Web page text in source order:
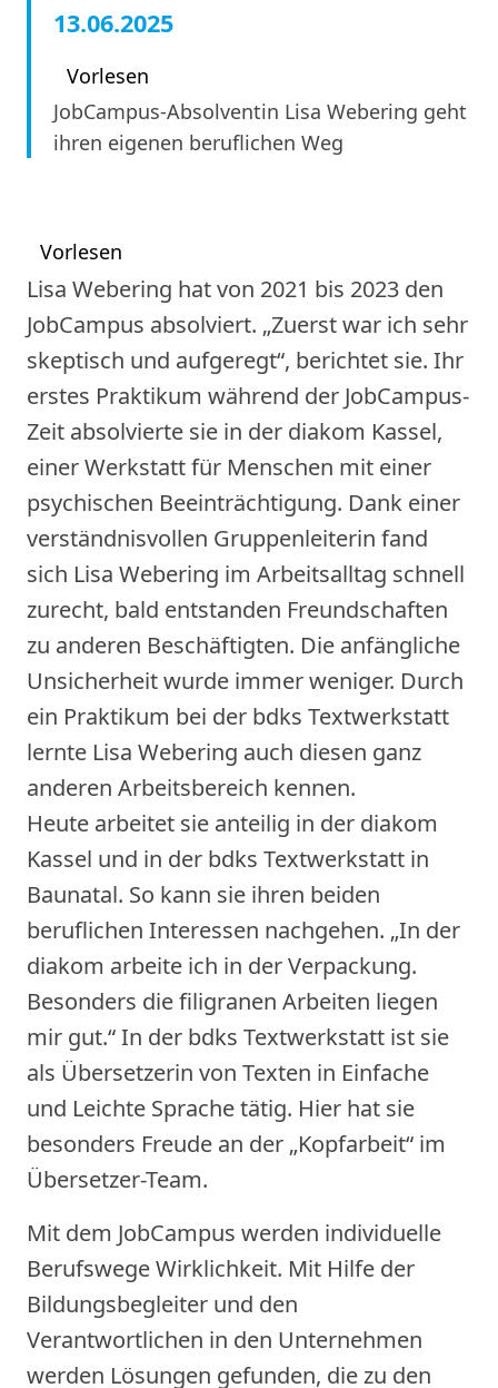
13.06.2025
Vorlesen
JobCampus-Absolventin Lisa Webering geht
ihren eigenen beruflichen Weg
Vorlesen
Lisa Webering hat von 2021 bis 2023 den
JobCampus absolviert. „Zuerst war ich sehr
skeptisch und aufgeregt“, berichtet sie. Ihr
erstes Praktikum während der JobCampus-
Zeit absolvierte sie in der diakom Kassel,
einer Werkstatt für Menschen mit einer
psychischen Beeinträchtigung. Dank einer
verständnisvollen Gruppenleiterin fand
sich Lisa Webering im Arbeitsalltag schnell
zurecht, bald entstanden Freundschaften
zu anderen Beschäftigten. Die anfängliche
Unsicherheit wurde immer weniger. Durch
ein Praktikum bei der bdks Textwerkstatt
lernte Lisa Webering auch diesen ganz
anderen Arbeitsbereich kennen.
Heute arbeitet sie anteilig in der diakom
Kassel und in der bdks Textwerkstatt in
Baunatal. So kann sie ihren beiden
beruflichen Interessen nachgehen. „In der
diakom arbeite ich in der Verpackung.
Besonders die filigranen Arbeiten liegen
mir gut.“ In der bdks Textwerkstatt ist sie
als Übersetzerin von Texten in Einfache
und Leichte Sprache tätig. Hier hat sie
besonders Freude an der „Kopfarbeit“ im
Übersetzer-Team.
Mit dem JobCampus werden individuelle
Berufswege Wirklichkeit. Mit Hilfe der
Bildungsbegleiter und den
Verantwortlichen in den Unternehmen
werden Lösungen gefunden, die zu den